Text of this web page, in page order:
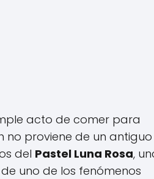
acto de comer para
no proviene de un antiguo
del Pastel Luna Rosa,
uno de los fenómenos